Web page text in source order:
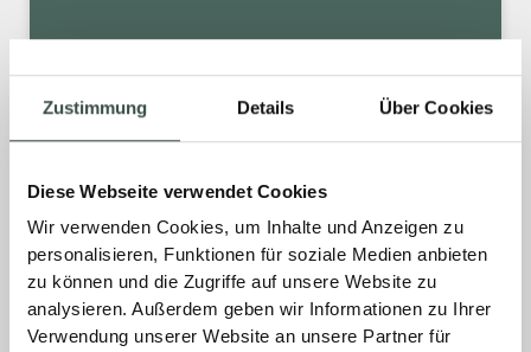
Zustimmung Details Über Cookies
Diese Webseite verwendet Cookies
Wir verwenden Cookies, um Inhalte und Anzeigen zu
personalisieren, Funktionen für soziale Medien anbieten
zu können und die Zugriffe auf unsere Website zu
analysieren. Außerdem geben wir Informationen zu Ihrer
Verwendung unserer Website an unsere Partner für
GEBÄUDE
LEGRAND. Die neue Türstation Linea 5000
einem digitalen Erlebnis.
MEHR »